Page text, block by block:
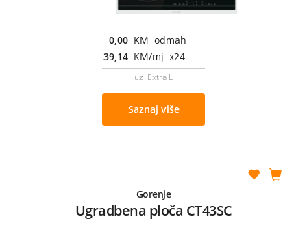
0,00 KM odmah
39,14 KM/mj x24
uz Extra L
Saznaj više
Gorenje
Ugradbena ploča CT43SC